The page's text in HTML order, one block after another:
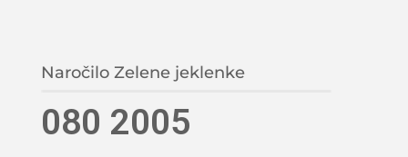
Naročilo Zelene jeklenke
080 2005